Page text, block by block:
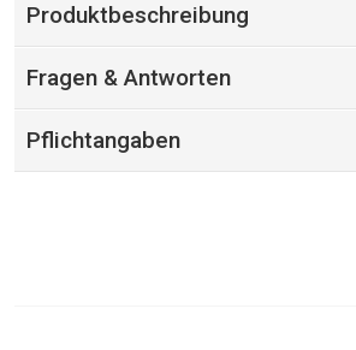
Produktbeschreibung
Fragen & Antworten
Pflichtangaben